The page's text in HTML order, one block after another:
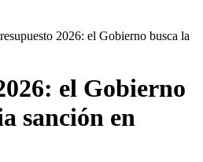
2026: el Gobierno busca la
el Gobierno
sanción en